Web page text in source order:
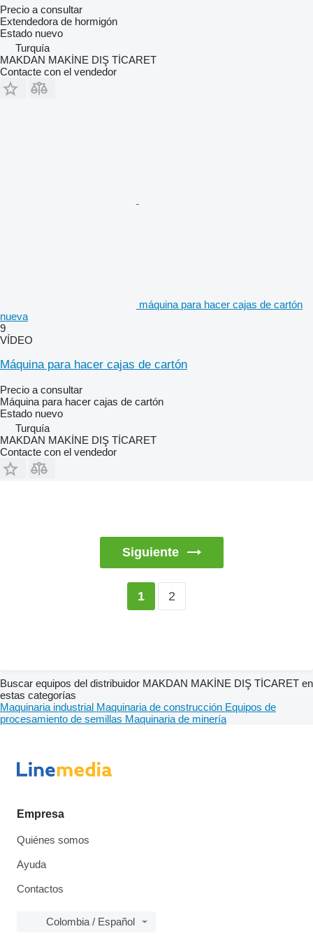
Precio a consultar
Extendedora de hormigón
Estado nuevo
Turquía
MAKDAN MAKİNE DIŞ TİCARET
Contacte con el vendedor
máquina para hacer cajas de cartón
nueva
9
VÍDEO
Máquina para hacer cajas de cartón
Precio a consultar
Máquina para hacer cajas de cartón
Estado nuevo
Turquía
MAKDAN MAKİNE DIŞ TİCARET
Contacte con el vendedor
Siguiente
1 2
Buscar equipos del distribuidor MAKDAN MAKİNE DIŞ TİCARET en
estas categorías
Maquinaria industrial Maquinaria de construcción Equipos de
procesamiento de semillas Maquinaria de minería
Empresa
Quiénes somos
Ayuda
Contactos
Colombia / Español